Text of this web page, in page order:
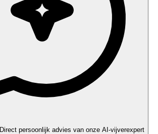
Direct persoonlijk advies van onze AI-vijverexpert